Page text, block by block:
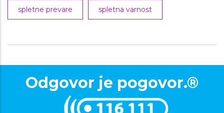
spletne prevare spletna varnost
Odgovor je pogovor.®